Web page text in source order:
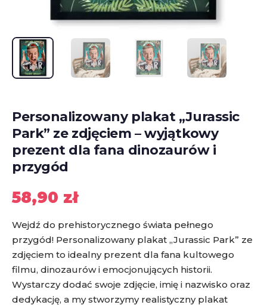
Personalizowany plakat „Jurassic
Park” ze zdjęciem – wyjątkowy
prezent dla fana dinozaurów i
przygód
58,90 zł
Wejdź do prehistorycznego świata pełnego
przygód! Personalizowany plakat „Jurassic Park” ze
zdjęciem to idealny prezent dla fana kultowego
filmu, dinozaurów i emocjonujących historii.
Wystarczy dodać swoje zdjęcie, imię i nazwisko oraz
dedykację, a my stworzymy realistyczny plakat